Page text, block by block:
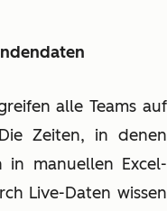
alle Teams auf
Zeiten, in denen
in manuellen Excel-
Live-Daten wissen